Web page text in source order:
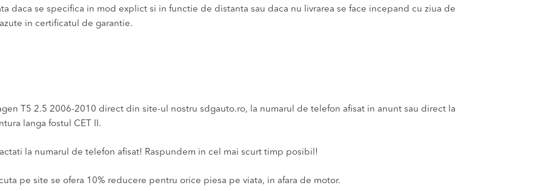
daca se specifica in mod explict si in functie de distanta sau daca nu livrarea se face incepand cu ziua de
in certificatul de garantie.
T5 2.5 2006-2010 direct din site-ul nostru sdgauto.ro, la numarul de telefon afisat in anunt sau direct la
langa fostul CET II.
la numarul de telefon afisat! Raspundem in cel mai scurt timp posibil!
pe site se ofera 10% reducere pentru orice piesa pe viata, in afara de motor.